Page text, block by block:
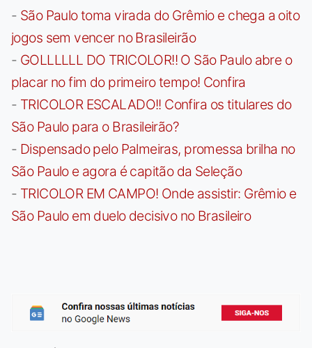
- São Paulo toma virada do Grêmio e chega a oito
jogos sem vencer no Brasileirão
- GOLLLLLL DO TRICOLOR!! O São Paulo abre o
placar no fim do primeiro tempo! Confira
- TRICOLOR ESCALADO!! Confira os titulares do
São Paulo para o Brasileirão?
- Dispensado pelo Palmeiras, promessa brilha no
São Paulo e agora é capitão da Seleção
- TRICOLOR EM CAMPO! Onde assistir: Grêmio e
São Paulo em duelo decisivo no Brasileiro